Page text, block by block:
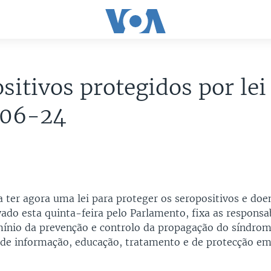
protegidos por
24
ter agora uma lei para proteger os seropositivos e
esta quinta-feira pelo Parlamento, fixa as
da prevenção e controlo da propagação do
informação, educação, tratamento e de protecção